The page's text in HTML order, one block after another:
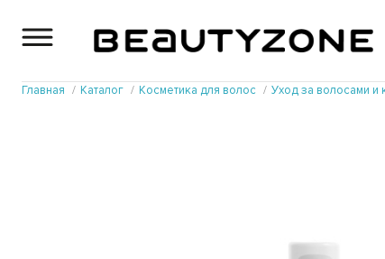
Главная Каталог Косметика для волос Уход за волосами и